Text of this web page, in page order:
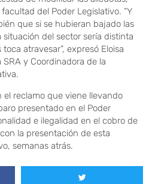
del Poder Legislativo. “Y
que si se hubieran bajado las
del sector sería distinta
atravesar”, expresó Eloisa
y Coordinadora de la
el reclamo que viene llevando
presentado en el Poder
e ilegalidad en el cobro de
la presentación de esta
semanas atrás.